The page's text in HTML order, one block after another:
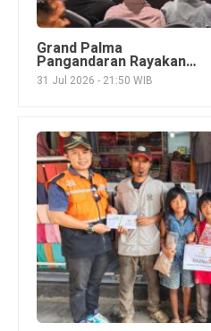
Grand Palma
Pangandaran Rayakan
HUT ke-3, Perkuat
Konsep Syariah dan
31 Jul 2026 - 21:50 WIB